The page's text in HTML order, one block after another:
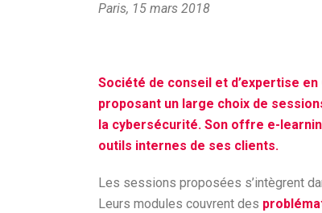
Paris, 15 mars 2018
Société de conseil et d’expertise
proposant un large choix de
la cybersécurité. Son offre e-
outils internes de ses clients.
Les sessions proposées s’intègrent
Leurs modules couvrent des